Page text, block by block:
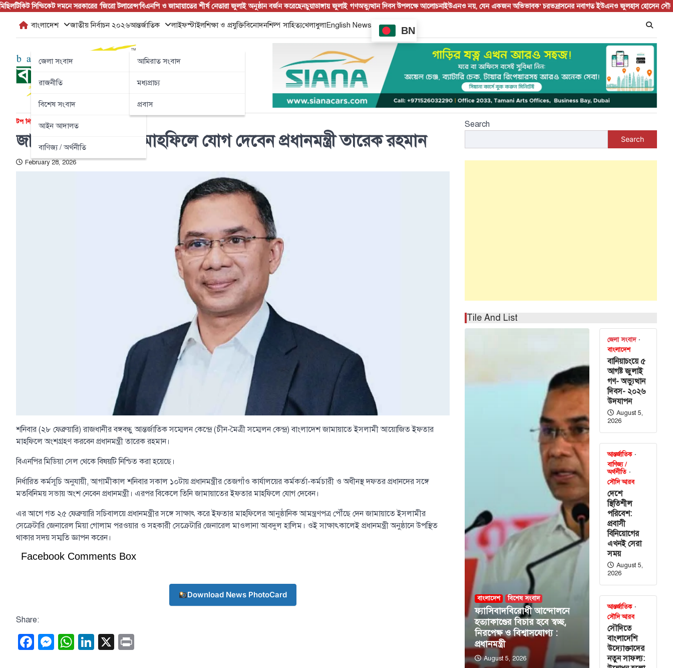
Skip
content
সিন্ডিকেট দমনে সরকারের ‘জিরো টলারেন্স’বিএনপি ও জামায়াতের শীর্ষ নেতারা জুলাই অনুষ্ঠান বর্জন করেছেনচুয়াডাঙ্গায় জুলাই গণঅভ্যুত্থান দিবস উপলক্ষে আলোচনাইউএনও নয়, যেন একজন অভিভাবক’ চরভদ্রাসনের নবাগত ইউএনও জুলহাস হোসেন সৌরভকে ঘিরে
বাংলাদেশ
জেলা সংবাদ
রাজনীতি
বিশেষ সংবাদ
আইন আদালত
বাণিজ্য / অর্থনীতি
জাতীয় নির্বাচন ২০২৬আন্তর্জাতিক
আমিরাত সংবাদ
মধ্যপ্রাচ্য
প্রবাস
লাইফস্টাইলশিক্ষা ও প্রযুক্তিবিনোদনশিল্প সাহিত্যখেলাধুলাEnglish News
BN
টপ নিউজ বাংলাদেশ
জামায়াতের ইফতার মাহফিলে যোগ দেবেন প্রধানমন্ত্রী তারেক রহমান
February 28, 2026
শনিবার (২৮ ফেব্রুয়ারি) রাজধানীর বঙ্গবন্ধু আন্তর্জাতিক সম্মেলন কেন্দ্রে (চীন-মৈত্রী সম্মেলন কেন্দ্র) বাংলাদেশ জামায়াতে ইসলামী আয়োজিত ইফতার
মাহফিলে অংশগ্রহণ করবেন প্রধানমন্ত্রী তারেক রহমান।
বিএনপির মিডিয়া সেল থেকে বিষয়টি নিশ্চিত করা হয়েছে।
নির্ধারিত কর্মসূচি অনুযায়ী, আগামীকাল শনিবার সকাল ১০টায় প্রধানমন্ত্রীর তেজগাঁও কার্যালয়ের কর্মকর্তা-কর্মচারী ও অধীনস্থ দফতর প্রধানদের সঙ্গে
মতবিনিময় সভায় অংশ নেবেন প্রধানমন্ত্রী। এরপর বিকেলে তিনি জামায়াতের ইফতার মাহফিলে যোগ দেবেন।
এর আগে গত ২৫ ফেব্রুয়ারি সচিবালয়ে প্রধানমন্ত্রীর সঙ্গে সাক্ষাৎ করে ইফতার মাহফিলের আনুষ্ঠানিক আমন্ত্রণপত্র পৌঁছে দেন জামায়াতে ইসলামীর
সেক্রেটারি জেনারেল মিয়া গোলাম পরওয়ার ও সহকারী সেক্রেটারি জেনারেল মাওলানা আবদুল হালিম। ওই সাক্ষাৎকালেই প্রধানমন্ত্রী অনুষ্ঠানে উপস্থিত
থাকার সদয় সম্মতি জ্ঞাপন করেন।
Facebook Comments Box
Download News PhotoCard
Share:
Facebook
Messenger
WhatsApp
LinkedIn
X
Search
Search
Tile And List
বাংলাদেশ বিশেষ সংবাদ
ফ্যাসিবাদবিরোধী আন্দোলনে
হত্যাকাণ্ডের বিচার হবে স্বচ্ছ,
নিরপেক্ষ ও বিশ্বাসযোগ্য :
প্রধানমন্ত্রী
August 5, 2026
জেলা সংবাদ
বাংলাদেশ
বানিয়াচংয়ে ৫
আগষ্ট জুলাই
গণ- অভ্যুত্থান
দিবস- ২০২৬
উদযাপন
August 5,
2026
আন্তর্জাতিক
বাণিজ্য /
অর্থনীতি
সৌদি আরব
দেশে
স্থিতিশীল
পরিবেশ:
প্রবাসী
বিনিয়োগের
এখনই সেরা
সময়
August 5,
2026
আন্তর্জাতিক
সৌদি আরব
সৌদিতে
বাংলাদেশি
উদ্যোক্তাদের
নতুন সাফল্য: